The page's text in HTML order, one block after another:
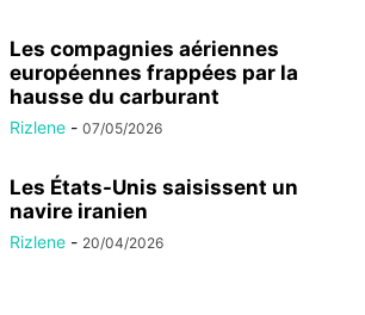
Les compagnies aériennes
européennes frappées par la
hausse du carburant
Rizlene - 07/05/2026
Les États-Unis saisissent un
navire iranien
Rizlene - 20/04/2026